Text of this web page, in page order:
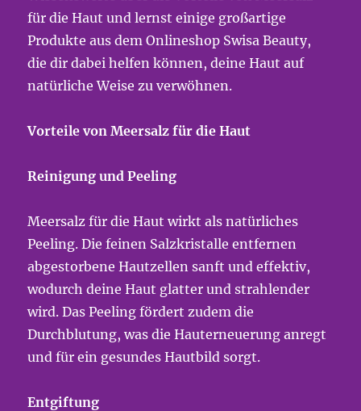
für die Haut und lernst einige großartige
Produkte aus dem Onlineshop Swisa Beauty,
die dir dabei helfen können, deine Haut auf
natürliche Weise zu verwöhnen.
Vorteile von Meersalz für die Haut
Reinigung und Peeling
Meersalz für die Haut wirkt als natürliches
Peeling. Die feinen Salzkristalle entfernen
abgestorbene Hautzellen sanft und effektiv,
wodurch deine Haut glatter und strahlender
wird. Das Peeling fördert zudem die
Durchblutung, was die Hauterneuerung anregt
und für ein gesundes Hautbild sorgt.
Entgiftung